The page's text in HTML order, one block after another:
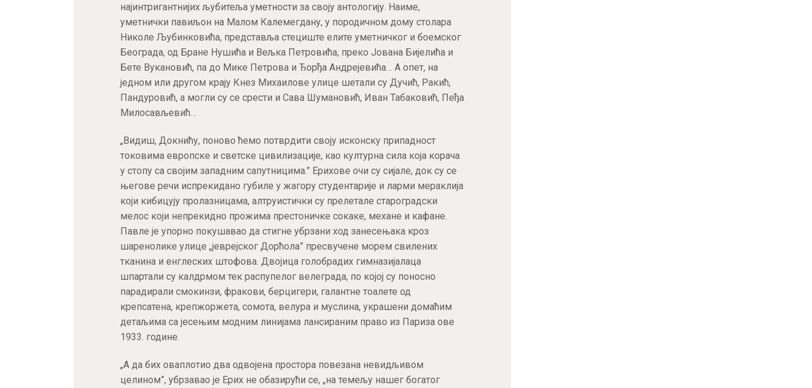
најинтригантнијих љубитеља уметности за своју антологију. Наиме,
уметнички павиљон на Малом Калемегдану, у породичном дому столара
Николе Љубинковића, представља стециште елите уметничког и боемског
Београда, од Бране Нушића и Вељка Петровића, преко Јована Бијелића и
Бете Вукановић, па до Мике Петрова и Ђорђа Андрејевића… А опет, на
једном или другом крају Кнез Михаилове улице шетали су Дучић, Ракић,
Пандуровић, а могли су се срести и Сава Шумановић, Иван Табаковић, Пеђа
Милосављевић…
„Видиш, Докнићу, поново ћемо потврдити своју исконску припадност
токовима европске и светске цивилизације, као културна сила која корача
у стопу са својим западним сапутницима.” Ерихове очи су сијале, док су се
његове речи испрекидано губиле у жагору студентарије и ларми мераклија
који кибицују пролазницама, алтруистички су прелетале староградски
мелос који непрекидно прожима престоничке сокаке, механе и кафане.
Павле је упорно покушавао да стигне убрзани ход занесењака кроз
шаренолике улице „јеврејског Дорћола” пресвучене морем свилених
тканина и енглеских штофова. Двојица голобрадих гимназијалаца
шпартали су калдрмом тек распупелог велеграда, по којој су поносно
парадирали смокинзи, фракови, берцигери, галантне тоалете од
крепсатена, крепжоржета, сомота, велура и муслина, украшени домаћим
детаљима са јесењим модним линијама лансираним право из Париза ове
1933. године.
„А да бих оваплотио два одвојена простора повезана невидљивом
целином”, убрзавао је Ерих не обазирући се, „на темељу нашег богатог
ПРИЈАВА